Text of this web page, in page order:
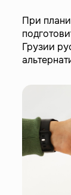
При
Грузии